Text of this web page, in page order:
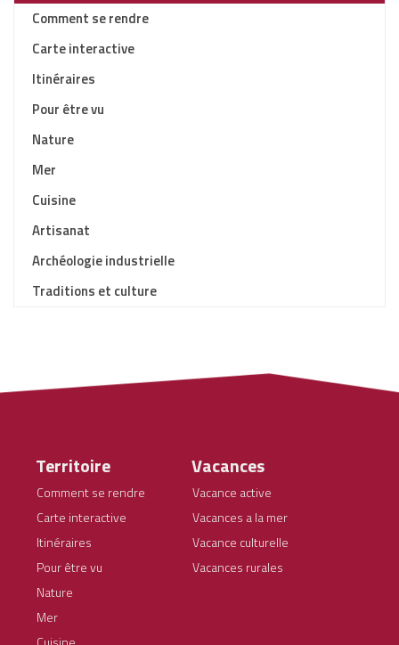
Comment se rendre
Carte interactive
Itinéraires
Pour être vu
Nature
Mer
Cuisine
Artisanat
Archéologie industrielle
Traditions et culture
Territoire
Comment se rendre
Carte interactive
Itinéraires
Pour être vu
Nature
Mer
Vacances
Vacance active
Vacances a la mer
Vacance culturelle
Vacances rurales